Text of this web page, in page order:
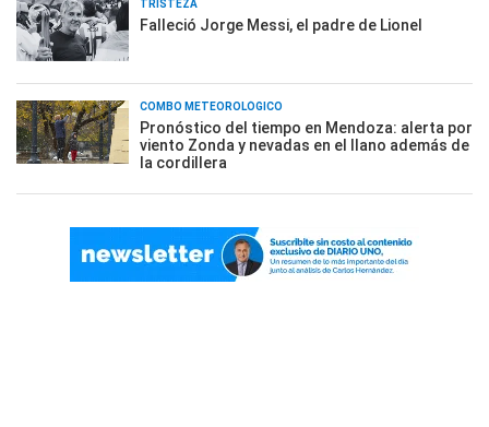
TRISTEZA
Falleció Jorge Messi, el padre de Lionel
COMBO METEOROLÓGICO
Pronóstico del tiempo en Mendoza: alerta por
viento Zonda y nevadas en el llano además de
la cordillera